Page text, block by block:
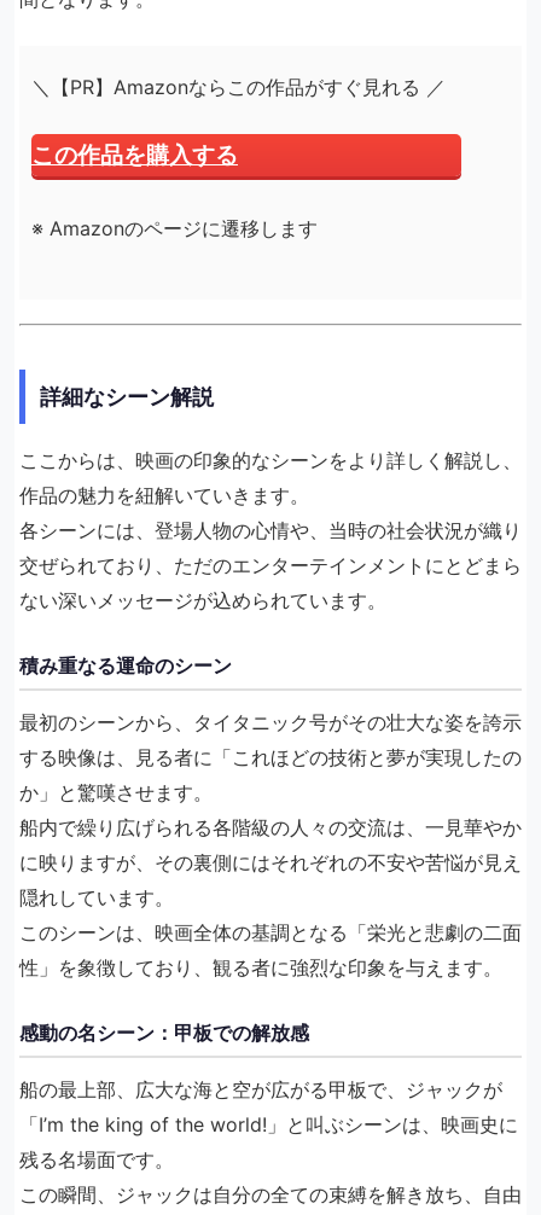
＼【PR】Amazonならこの作品がすぐ見れる ／
この作品を購入する
※ Amazonのページに遷移します
詳細なシーン解説
ここからは、映画の印象的なシーンをより詳しく解説し、
作品の魅力を紐解いていきます。
各シーンには、登場人物の心情や、当時の社会状況が織り
交ぜられており、ただのエンターテインメントにとどまら
ない深いメッセージが込められています。
積み重なる運命のシーン
最初のシーンから、タイタニック号がその壮大な姿を誇示
する映像は、見る者に「これほどの技術と夢が実現したの
か」と驚嘆させます。
船内で繰り広げられる各階級の人々の交流は、一見華やか
に映りますが、その裏側にはそれぞれの不安や苦悩が見え
隠れしています。
このシーンは、映画全体の基調となる「栄光と悲劇の二面
性」を象徴しており、観る者に強烈な印象を与えます。
感動の名シーン：甲板での解放感
船の最上部、広大な海と空が広がる甲板で、ジャックが
「I’m the king of the world!」と叫ぶシーンは、映画史に
残る名場面です。
この瞬間、ジャックは自分の全ての束縛を解き放ち、自由